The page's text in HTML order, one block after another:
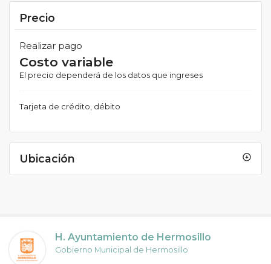
Precio
Realizar pago
Costo variable
El precio dependerá de los datos que ingreses
Tarjeta de crédito, débito
Ubicación arrow_circle_down
H. Ayuntamiento de Hermosillo
Gobierno Municipal de Hermosillo